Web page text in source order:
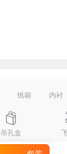
纸箱 内衬
吊孔盒